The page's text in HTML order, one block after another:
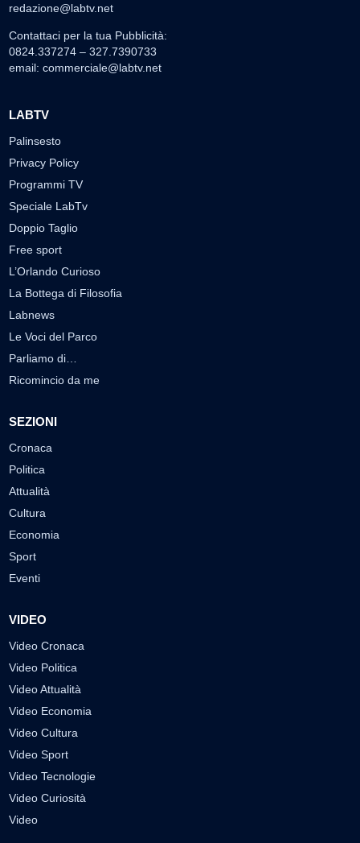
redazione@labtv.net
Contattaci per la tua Pubblicità:
0824.337274 – 327.7390733
email: commerciale@labtv.net
LABTV
Palinsesto
Privacy Policy
Programmi TV
Speciale LabTv
Doppio Taglio
Free sport
L’Orlando Curioso
La Bottega di Filosofia
Labnews
Le Voci del Parco
Parliamo di…
Ricomincio da me
SEZIONI
Cronaca
Politica
Attualità
Cultura
Economia
Sport
Eventi
VIDEO
Video Cronaca
Video Politica
Video Attualità
Video Economia
Video Cultura
Video Sport
Video Tecnologie
Video Curiosità
Video